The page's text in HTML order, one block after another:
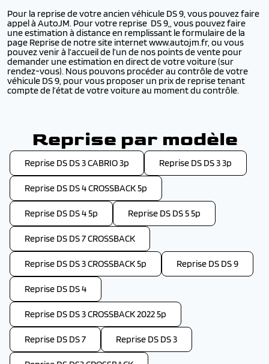
Pour la reprise de votre ancien véhicule DS 9, vous pouvez faire
appel à AutoJM. Pour votre reprise DS 9,, vous pouvez faire
une estimation à distance en remplissant le formulaire de la
page Reprise de notre site internet www.autojm.fr, ou vous
pouvez venir à l’accueil de l’un de nos points de vente pour
demander une estimation en direct de votre voiture (sur
rendez-vous). Nous pouvons procéder au contrôle de votre
véhicule DS 9, pour vous proposer un prix de reprise tenant
compte de l’état de votre voiture au moment du contrôle.
Reprise par modèle
Reprise DS DS 3 CABRIO 3p Reprise DS DS 3 3p
Reprise DS DS 4 CROSSBACK 5p
Reprise DS DS 4 5p Reprise DS DS 5 5p
Reprise DS DS 7 CROSSBACK
Reprise DS DS 3 CROSSBACK 5p Reprise DS DS 9
Reprise DS DS 4
Reprise DS DS 3 CROSSBACK 2022 5p
Reprise DS DS 7 Reprise DS DS 3